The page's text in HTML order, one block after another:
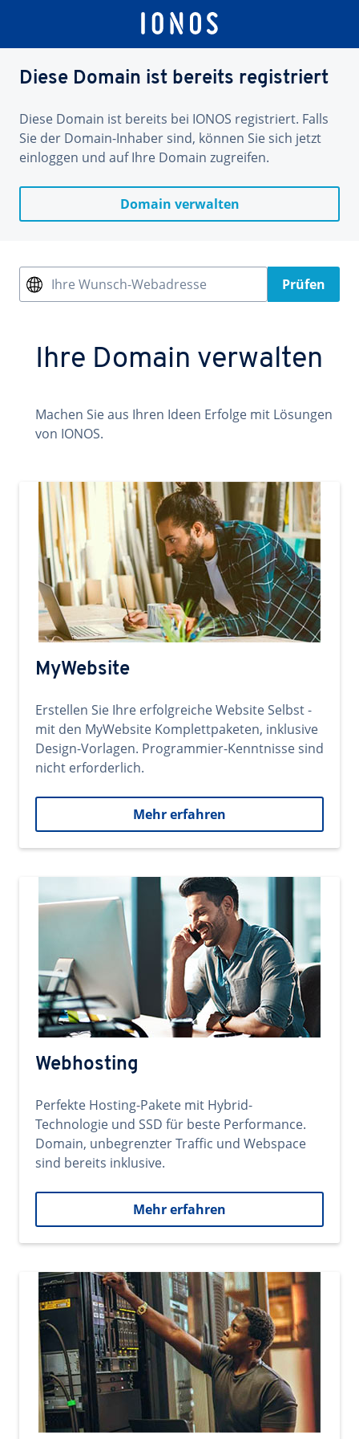
Diese Domain ist bereits registriert
Diese Domain ist bereits bei IONOS registriert. Falls
Sie der Domain-Inhaber sind, können Sie sich jetzt
einloggen und auf Ihre Domain zugreifen.
Domain verwalten
Ihre Wunsch-Webadresse Prüfen
Ihre Domain verwalten
Machen Sie aus Ihren Ideen Erfolge mit Lösungen
von IONOS.
MyWebsite
Erstellen Sie Ihre erfolgreiche Website Selbst -
mit den MyWebsite Komplettpaketen, inklusive
Design-Vorlagen. Programmier-Kenntnisse sind
nicht erforderlich.
Mehr erfahren
Webhosting
Perfekte Hosting-Pakete mit Hybrid-
Technologie und SSD für beste Performance.
Domain, unbegrenzter Traffic und Webspace
sind bereits inklusive.
Mehr erfahren